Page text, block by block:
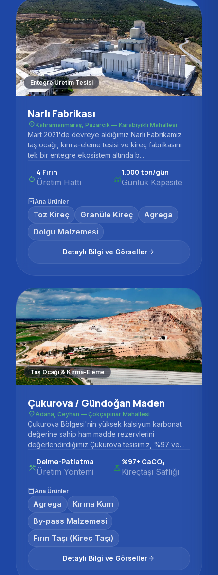
Entegre Üretim Tesisi
Narlı Fabrikası
placeKahramanmaraş, Pazarcık — Karabıyıklı Mahallesi
Mart 2021'de devreye aldığımız Narlı Fabrikamız;
taş ocağı, kırma-eleme tesisi ve kireç fabrikasını
tek bir entegre ekosistem altında b...
local_fire_department
4 Fırın
Üretim Hattı monitoring
1.000 ton/gün
Günlük Kapasite
inventory_2Ana Ürünler
Toz Kireç Granüle Kireç
Agrega
Dolgu Malzemesi
Detaylı Bilgi ve Görsellerarrow_forward
Taş Ocağı & Kırma-Eleme
Çukurova / Gündoğan Maden
place Adana, Ceyhan — Çokçapınar Mahallesi
Çukurova Bölgesi'nin yüksek kalsiyum karbonat
değerine sahip ham madde rezervlerini
değerlendirdiğimiz Çukurova tesisimiz, %97 ve
construction
Delme-Patlatma
Üretim Yöntemi science
%97+ CaCO₃
Kireçtaşı Saflığı
inventory_2Ana Ürünler
Agrega
Kırma Kum
By-pass Malzemesi
Fırın Taşı (Kireç Taşı)
Detaylı Bilgi ve Görsellerarrow_forward